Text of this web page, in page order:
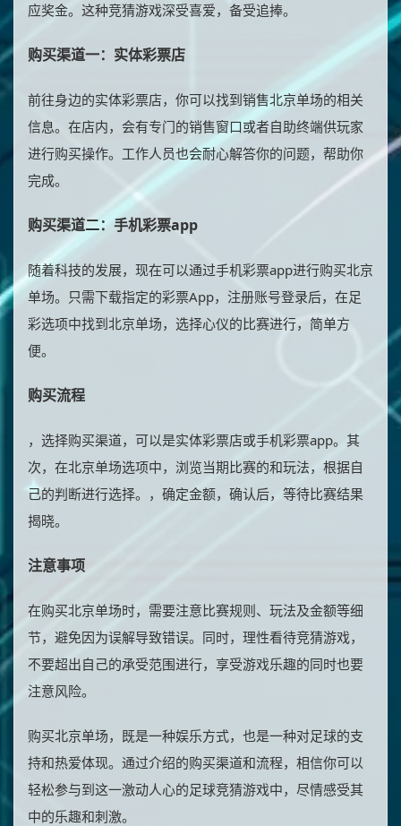
应奖金。这种竞猜游戏深受喜爱，备受追捧。
购买渠道一：实体彩票店
前往身边的实体彩票店，你可以找到销售北京单场的相关
信息。在店内，会有专门的销售窗口或者自助终端供玩家
进行购买操作。工作人员也会耐心解答你的问题，帮助你
完成。
购买渠道二：手机彩票app
随着科技的发展，现在可以通过手机彩票app进行购买北京
单场。只需下载指定的彩票App，注册账号登录后，在足
彩选项中找到北京单场，选择心仪的比赛进行，简单方
便。
购买流程
，选择购买渠道，可以是实体彩票店或手机彩票app。其
次，在北京单场选项中，浏览当期比赛的和玩法，根据自
己的判断进行选择。，确定金额，确认后，等待比赛结果
揭晓。
注意事项
在购买北京单场时，需要注意比赛规则、玩法及金额等细
节，避免因为误解导致错误。同时，理性看待竞猜游戏，
不要超出自己的承受范围进行，享受游戏乐趣的同时也要
注意风险。
购买北京单场，既是一种娱乐方式，也是一种对足球的支
持和热爱体现。通过介绍的购买渠道和流程，相信你可以
轻松参与到这一激动人心的足球竞猜游戏中，尽情感受其
中的乐趣和刺激。